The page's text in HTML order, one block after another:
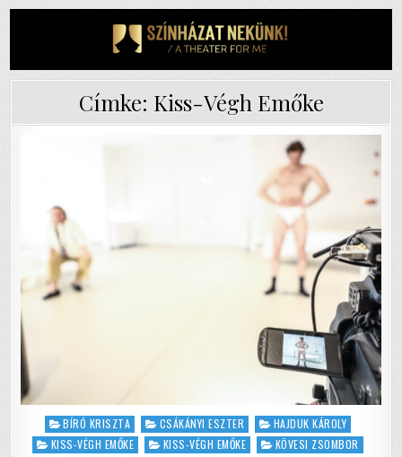
Címke: Kiss-Végh Emőke
Posted
in
BÍRÓ KRISZTA CSÁKÁNYI ESZTER
HAJDUK KÁROLY
KISS-VÉGH EMŐKE
KISS-VÉGH EMŐKE
KÖVESI ZSOMBOR